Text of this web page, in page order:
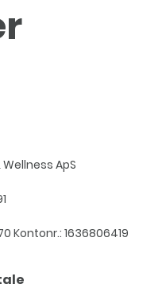
ApS
Kontonr.: 1636806419